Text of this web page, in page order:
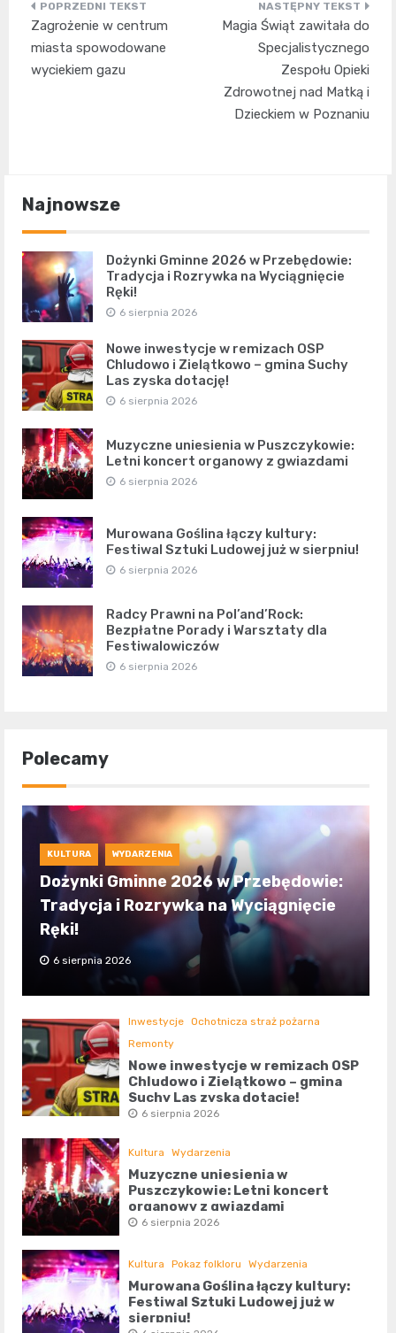
Nawigacja
wpisu
Zagrożenie w centrum
miasta spowodowane
wyciekiem gazu
Magia Świąt zawitała do
Specjalistycznego
Zespołu Opieki
Zdrowotnej nad Matką i
Dzieckiem w Poznaniu
Najnowsze
Dożynki Gminne 2026 w Przebędowie:
Tradycja i Rozrywka na Wyciągnięcie
Ręki!
6 sierpnia 2026
Nowe inwestycje w remizach OSP
Chludowo i Zielątkowo – gmina Suchy
Las zyska dotację!
6 sierpnia 2026
Muzyczne uniesienia w Puszczykowie:
Letni koncert organowy z gwiazdami
6 sierpnia 2026
Murowana Goślina łączy kultury:
Festiwal Sztuki Ludowej już w sierpniu!
6 sierpnia 2026
Radcy Prawni na Pol’and’Rock:
Bezpłatne Porady i Warsztaty dla
Festiwalowiczów
6 sierpnia 2026
Polecamy
KULTURA WYDARZENIA
Dożynki Gminne 2026 w Przebędowie:
Tradycja i Rozrywka na Wyciągnięcie
Ręki!
6 sierpnia 2026
Inwestycje Ochotnicza straż pożarna
Remonty
Nowe inwestycje w remizach OSP
Chludowo i Zielątkowo – gmina
Suchy Las zyska dotację!
6 sierpnia 2026
Kultura Wydarzenia
Muzyczne uniesienia w
Puszczykowie: Letni koncert
organowy z gwiazdami
6 sierpnia 2026
Kultura Pokaz folkloru Wydarzenia
Murowana Goślina łączy kultury:
Festiwal Sztuki Ludowej już w
sierpniu!